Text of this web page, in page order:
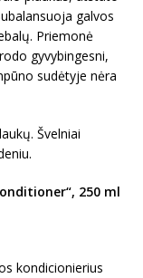
galvos
Priemonė
gyvybingesni,
sudėtyje nėra
Švelniai
250 ml
kondicionierius